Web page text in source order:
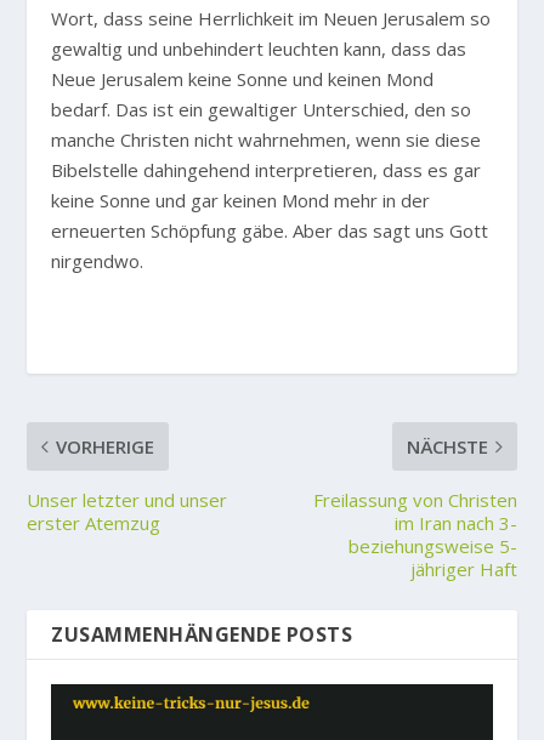
Wort, dass seine Herrlichkeit im Neuen Jerusalem so
gewaltig und unbehindert leuchten kann, dass das
Neue Jerusalem keine Sonne und keinen Mond
bedarf. Das ist ein gewaltiger Unterschied, den so
manche Christen nicht wahrnehmen, wenn sie diese
Bibelstelle dahingehend interpretieren, dass es gar
keine Sonne und gar keinen Mond mehr in der
erneuerten Schöpfung gäbe. Aber das sagt uns Gott
nirgendwo.
VORHERIGE
Unser letzter und unser
erster Atemzug
NÄCHSTE
Freilassung von Christen
im Iran nach 3-
beziehungsweise 5-
jähriger Haft
ZUSAMMENHÄNGENDE POSTS